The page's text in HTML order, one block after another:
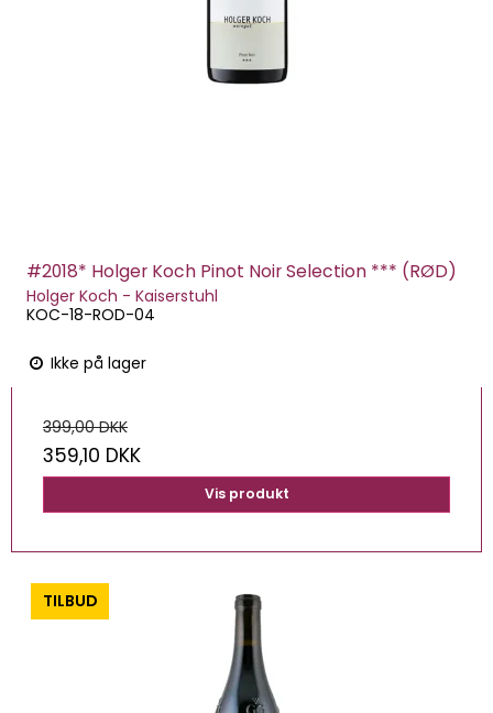
#2018* Holger Koch Pinot Noir Selection *** (RØD)
Holger Koch - Kaiserstuhl
KOC-18-ROD-04
Ikke på lager
399,00 DKK
359,10 DKK
Vis produkt
-0%